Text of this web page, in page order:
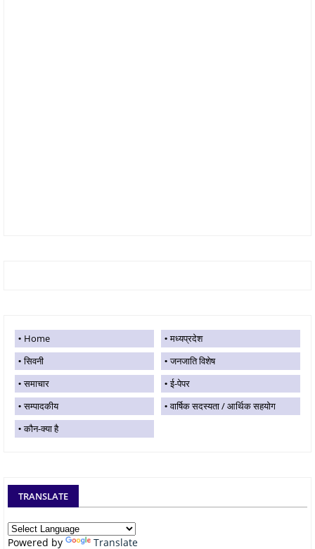
Home
मध्यप्रदेश
सिवनी
जनजाति विशेष
समाचार
ई-पेपर
सम्पादकीय
वार्षिक सदस्यता / आर्थिक सहयोग
कौन-क्या है
TRANSLATE
Powered by Translate